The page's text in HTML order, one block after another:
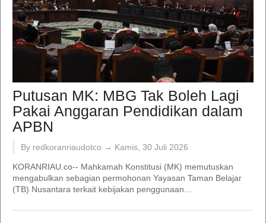
Putusan MK: MBG Tak Boleh Lagi
Pakai Anggaran Pendidikan dalam
APBN
By redkoranriaudotco → Kamis, 30 Juli 2026
KORANRIAU.co-- Mahkamah Konstitusi (MK) memutuskan
mengabulkan sebagian permohonan Yayasan Taman Belajar
(TB) Nusantara terkait kebijakan penggunaan...